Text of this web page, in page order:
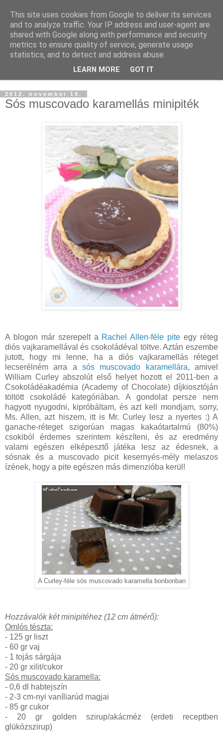
2012. november 19.
Sós muscovado karamellás minipiték
A blogon már szerepelt a Rachel Allen-féle pite egy réteg
diós vajkaramellával és csokoládéval töltve. Aztán eszembe
jutott, hogy mi lenne, ha a diós vajkaramellás réteget
lecserélném arra a sós muscovado karamellára, amivel
William Curley abszolút első helyet hozott el 2011-ben a
Csokoládéakadémia (Academy of Chocolate) díjkiosztóján
töltött csokoládé kategóriában. A gondolat persze nem
hagyott nyugodni, kipróbáltam, és azt kell mondjam, sorry,
Ms. Allen, azt hiszem, itt is Mr. Curley lesz a nyertes :) A
ganache-réteget szigorúan magas kakaótartalmú (80%)
csokiból érdemes szerintem készíteni, és az eredmény
valami egészen elképesztő játéka lesz az édesnek, a
sósnak és a muscovado picit kesernyés-mély melaszos
ízének, hogy a pite egészen más dimenzióba kerül!
A Curley-féle sós muscovado karamella bonbonban
Hozzávalók két minipitéhez (12 cm átmérő):
Omlós tészta:
- 125 gr liszt
- 60 gr vaj
- 1 tojás sárgája
- 20 gr xilit/cukor
Sós muscovado karamella:
- 0,6 dl habtejszín
- 2-3 cm-nyi vaníliarúd magjai
- 85 gr cukor
- 20 gr golden szirup/akácméz (erdeti receptben
glükózszirup)
This site uses cookies from Google to deliver its services
and to analyze traffic. Your IP address and user-agent are
shared with Google along with performance and security
metrics to ensure quality of service, generate usage
statistics, and to detect and address abuse.
LEARN MORE GOT IT